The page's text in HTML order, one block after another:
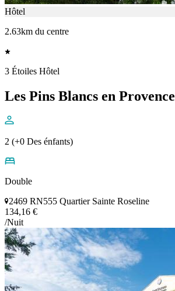
Hôtel
2.63km du centre
3 Étoiles Hôtel
Les Pins Blancs en Provence
2 (+0 Des énfants)
Double
2469 RN555 Quartier Sainte Roseline
134,16 €
/Nuit